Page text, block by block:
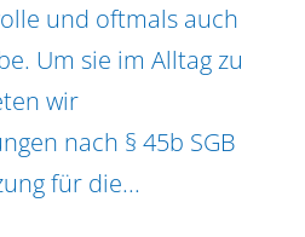
und oftmals auch
Um sie im Alltag zu
wir
nach § 45b SGB
für die...